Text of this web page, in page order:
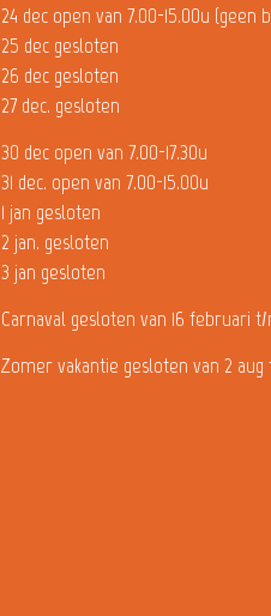
24 dec open van 7.00-15.00u (geen
25 dec gesloten
26 dec gesloten
27 dec. gesloten
30 dec open van 7.00-17.30u
31 dec. open van 7.00-15.00u
1 jan gesloten
2 jan. gesloten
3 jan gesloten
Carnaval gesloten van 16 februari
Zomer vakantie gesloten van 2 aug